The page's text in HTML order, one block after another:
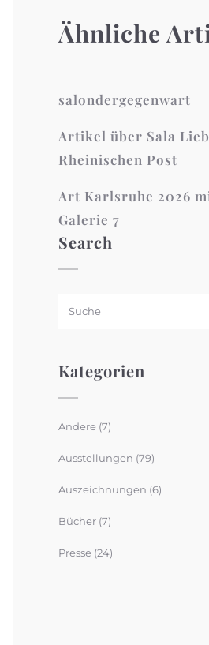
Ähnliche
salondergegenwart
Artikel über Sala
Rheinischen Post
Art Karlsruhe 2026
Galerie 7
Search
Kategorien
Andere (7)
Ausstellungen (79)
Auszeichnungen (6)
Bücher (7)
Presse (24)